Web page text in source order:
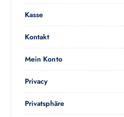
Kasse
Kontakt
Mein Konto
Privacy
Privatsphäre